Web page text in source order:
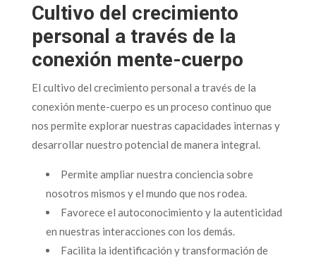
Cultivo del crecimiento
personal a través de la
conexión mente-cuerpo
El cultivo del crecimiento personal a través de la
conexión mente-cuerpo es un proceso continuo que
nos permite explorar nuestras capacidades internas y
desarrollar nuestro potencial de manera integral.
Permite ampliar nuestra conciencia sobre
nosotros mismos y el mundo que nos rodea.
Favorece el autoconocimiento y la autenticidad
en nuestras interacciones con los demás.
Facilita la identificación y transformación de